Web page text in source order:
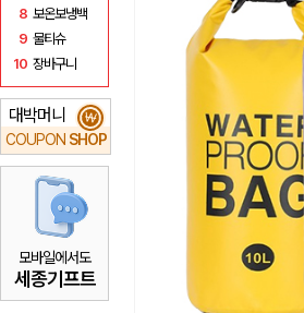
8 보온보냉백
9 물티슈
10 장바구니
대박머니
COUPON SHOP
₩
모바일에서도
세종기프트